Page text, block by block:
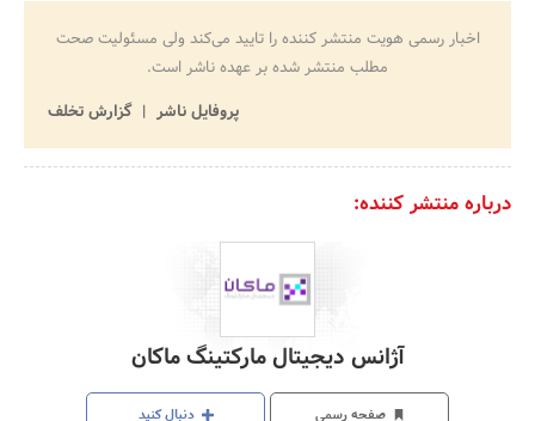
اخبار رسمی هویت منتشر کننده را تایید می‌کند ولی مسئولیت صحت
مطلب منتشر شده بر عهده ناشر است.
پروفایل ناشر
گزارش تخلف
درباره منتشر کننده:
آژانس دیجیتال مارکتینگ ماکان
صفحه رسمی دنبال کنید